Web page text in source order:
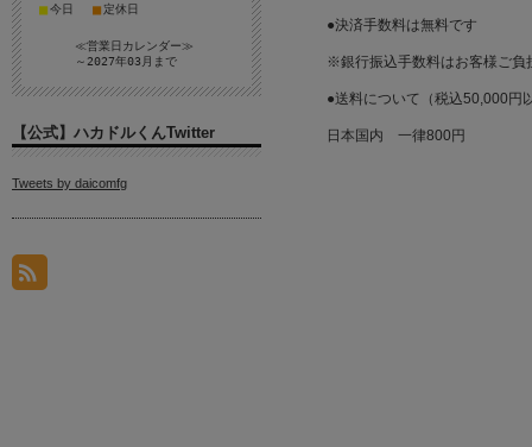
●決済手数料は無料です
※銀行振込手数料はお客様ご負
●送料について（税込50,000円
日本国内 一律800円
■今日 ■ 定休日
≪営業日カレンダー≫
～2027年03月まで
【公式】ハカドルくんTwitter
Tweets by daicomfg